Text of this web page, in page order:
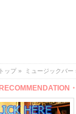
ップ » ミュージックバー